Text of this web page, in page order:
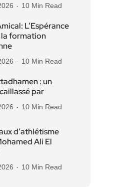
10 Min Read
L’Espérance
la formation
10 Min Read
: un
par
10 Min Read
d’athlétisme
Ali El
10 Min Read